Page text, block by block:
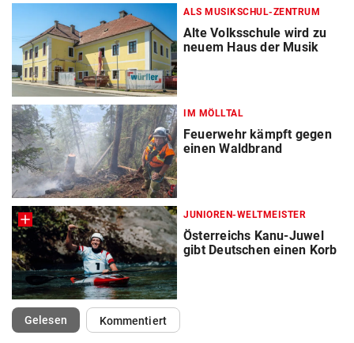
ALS MUSIKSCHUL-ZENTRUM
Alte Volksschule wird zu
neuem Haus der Musik
IM MÖLLTAL
Feuerwehr kämpft gegen
einen Waldbrand
JUNIOREN-WELTMEISTER
Österreichs Kanu-Juwel
gibt Deutschen einen Korb
Gelesen(ausgewählt)Kommentiert